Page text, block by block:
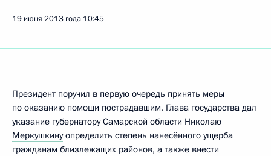
19 июня 2013 года 10:45
Президент поручил в первую очередь принять меры
по оказанию помощи пострадавшим. Глава государства дал
указание губернатору Самарской области Николаю
Меркушкинуопределить степень нанесённого ущерба
гражданам близлежащих районов, а также внести